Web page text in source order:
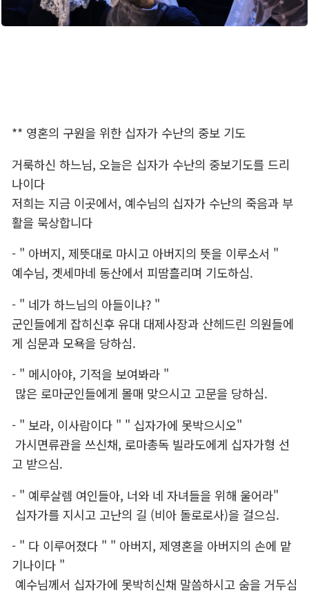
** 영혼의 구원을 위한 십자가 수난의 중보 기도
거룩하신 하느님, 오늘은 십자가 수난의 중보기도를 드리
나이다
저희는 지금 이곳에서, 예수님의 십자가 수난의 죽음과 부
활을 묵상합니다
- " 아버지, 제뜻대로 마시고 아버지의 뜻을 이루소서 "
예수님, 겟세마네 동산에서 피땀흘리며 기도하심.
- " 네가 하느님의 아들이냐? "
군인들에게 잡히신후 유대 대제사장과 산헤드린 의원들에
게 심문과 모욕을 당하심.
- " 메시아야, 기적을 보여봐라 "
많은 로마군인들에게 몰매 맞으시고 고문을 당하심.
- " 보라, 이사람이다 " " 십자가에 못박으시오"
가시면류관을 쓰신채, 로마총독 빌라도에게 십자가형 선
고 받으심.
- " 예루살렘 여인들아, 너와 네 자녀들을 위해 울어라"
십자가를 지시고 고난의 길 (비아 돌로로사)을 걸으심.
- " 다 이루어졌다 " " 아버지, 제영혼을 아버지의 손에 맡
기나이다 "
예수님께서 십자가에 못박히신채 말씀하시고 숨을 거두심